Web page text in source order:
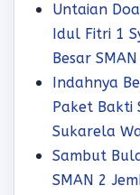
Untaian
Idul Fitri 1
Besar
Indahnya
Paket Bakti
Sukarela
Sambut
SMAN 2